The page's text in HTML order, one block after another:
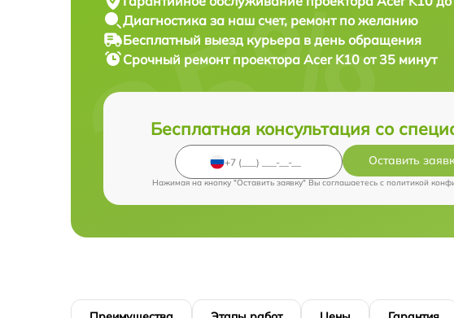
Диагностика за наш счет, ремонт по желанию
Бесплатный выезд курьера в день обращения
Срочный ремонт проектора Acer K10 от 35 минут
Бесплатная консультация со
Оставить
Нажимая на кнопку "Оставить заявку" Вы соглашаетесь c политикой